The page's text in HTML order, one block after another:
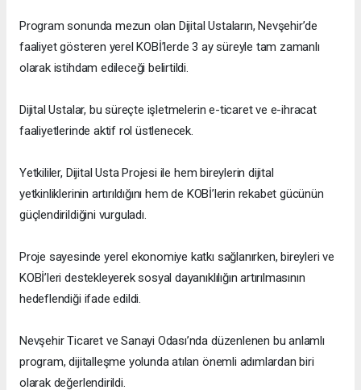
Program sonunda mezun olan Dijital Ustaların, Nevşehir’de
faaliyet gösteren yerel KOBİ’lerde 3 ay süreyle tam zamanlı
olarak istihdam edileceği belirtildi.
Dijital Ustalar, bu süreçte işletmelerin e-ticaret ve e-ihracat
faaliyetlerinde aktif rol üstlenecek.
Yetkililer, Dijital Usta Projesi ile hem bireylerin dijital
yetkinliklerinin artırıldığını hem de KOBİ’lerin rekabet gücünün
güçlendirildiğini vurguladı.
Proje sayesinde yerel ekonomiye katkı sağlanırken, bireyleri ve
KOBİ’leri destekleyerek sosyal dayanıklılığın artırılmasının
hedeflendiği ifade edildi.
Nevşehir Ticaret ve Sanayi Odası’nda düzenlenen bu anlamlı
program, dijitalleşme yolunda atılan önemli adımlardan biri
olarak değerlendirildi.